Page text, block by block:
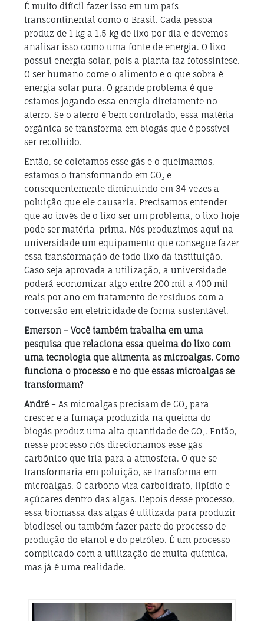
É muito difícil fazer isso em um país
transcontinental como o Brasil. Cada pessoa
produz de 1 kg a 1,5 kg de lixo por dia e devemos
analisar isso como uma fonte de energia. O lixo
possui energia solar, pois a planta faz fotossíntese.
O ser humano come o alimento e o que sobra é
energia solar pura. O grande problema é que
estamos jogando essa energia diretamente no
aterro. Se o aterro é bem controlado, essa matéria
orgânica se transforma em biogás que é possível
ser recolhido.
Então, se coletamos esse gás e o queimamos,
estamos o transformando em CO₂ e
consequentemente diminuindo em 34 vezes a
poluição que ele causaria. Precisamos entender
que ao invés de o lixo ser um problema, o lixo hoje
pode ser matéria-prima. Nós produzimos aqui na
universidade um equipamento que consegue fazer
essa transformação de todo lixo da instituição.
Caso seja aprovada a utilização, a universidade
poderá economizar algo entre 200 mil a 400 mil
reais por ano em tratamento de resíduos com a
conversão em eletricidade de forma sustentável.
Emerson – Você também trabalha em uma
pesquisa que relaciona essa queima do lixo com
uma tecnologia que alimenta as microalgas. Como
funciona o processo e no que essas microalgas se
transformam?
André – As microalgas precisam de CO₂ para
crescer e a fumaça produzida na queima do
biogás produz uma alta quantidade de CO₂. Então,
nesse processo nós direcionamos esse gás
carbônico que iria para a atmosfera. O que se
transformaria em poluição, se transforma em
microalgas. O carbono vira carboidrato, lipídio e
açúcares dentro das algas. Depois desse processo,
essa biomassa das algas é utilizada para produzir
biodiesel ou também fazer parte do processo de
produção do etanol e do petróleo. É um processo
complicado com a utilização de muita química,
mas já é uma realidade.